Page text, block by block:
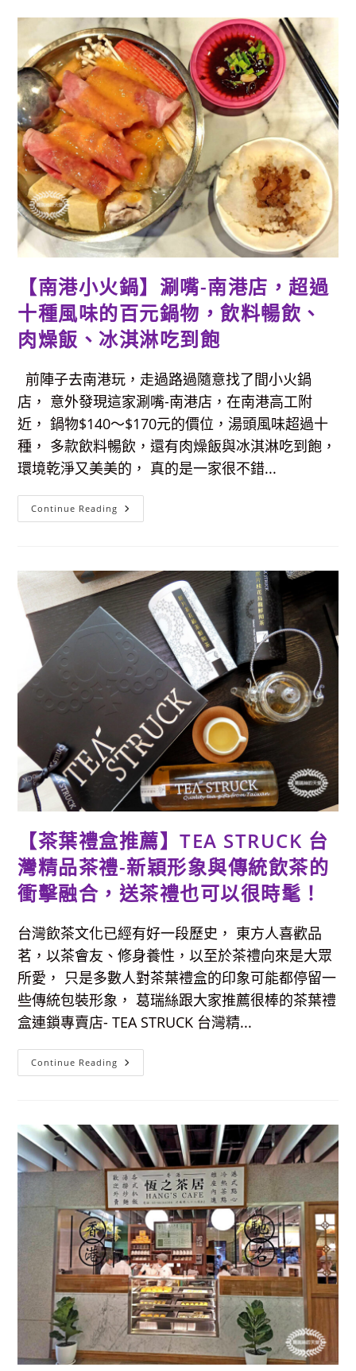
稻
埕-
瓜
子
肉
羹/
肉
粽/
涼
麵/
割
包，
銅
板
美
食
而
且
離
大
稻
埕
頭
超
近
【南港小火鍋】涮嘴-南港店，超過
十種風味的百元鍋物，飲料暢飲、
肉燥飯、冰淇淋吃到飽
前陣子去南港玩，走過路過隨意找了間小火鍋
店， 意外發現這家涮嘴-南港店，在南港高工附
近， 鍋物$140～$170元的價位，湯頭風味超過十
種， 多款飲料暢飲，還有肉燥飯與冰淇淋吃到飽，
環境乾淨又美美的， 真的是一家很不錯...
Continue Reading 【南
港
嘴-
南
超
過
十
種
風
味
的
物，
飲
料
暢
飲、
肉
燥
飯、
淇
淋
吃
到
飽
【茶葉禮盒推薦】TEA STRUCK 台
灣精品茶禮-新穎形象與傳統飲茶的
衝擊融合，送茶禮也可以很時髦！
台灣飲茶文化已經有好一段歷史， 東方人喜歡品
茗，以茶會友、修身養性，以至於茶禮向來是大眾
所愛， 只是多數人對茶葉禮盒的印象可能都停留一
些傳統包裝形象， 葛瑞絲跟大家推薦很棒的茶葉禮
盒連鎖專賣店- TEA STRUCK 台灣精...
Continue Reading 【茶
葉
TEA
STRUCK
台
灣
精
品
茶
禮-
新
穎
形
象
與
傳
統
飲
茶
的
衝
擊
融
合，